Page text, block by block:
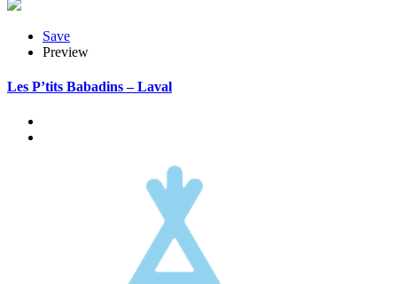
Save
Preview
Les P’tits Babadins – Laval